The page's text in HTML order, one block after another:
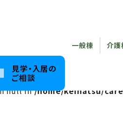
見学・入居の
ご相談
一般棟 介護
careheights.jp/
null in /home/keihatsu/
careheights.jp/
null in/home/keihatsu/